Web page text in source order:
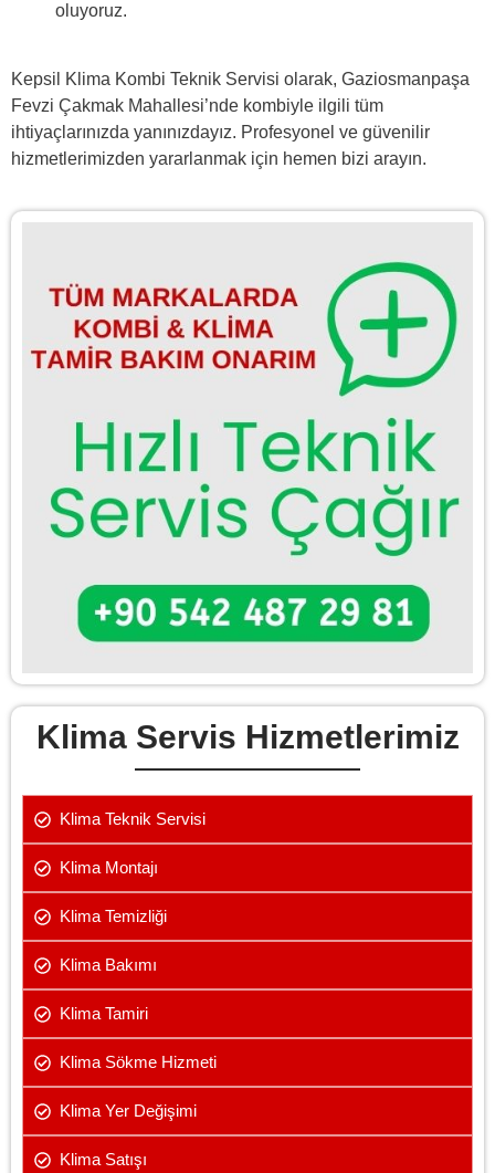
Klima Servis Hizmetlerimiz
Klima Teknik Servisi
Klima Montajı
Klima Temizliği
Klima Bakımı
Klima Tamiri
Klima Sökme Hizmeti
Klima Yer Değişimi
Klima Satışı
oluyoruz.
Kepsil Klima Kombi Teknik Servisi olarak, Gaziosmanpaşa
Fevzi Çakmak Mahallesi’nde kombiyle ilgili tüm
ihtiyaçlarınızda yanınızdayız. Profesyonel ve güvenilir
hizmetlerimizden yararlanmak için hemen bizi arayın.